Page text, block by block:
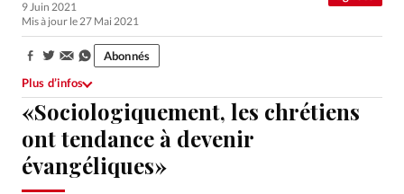
Monde
Opinions
Tous les articles
Faire un don
Emploi
«Sociologiquement, les chrétiens
ont tendance à devenir
évangéliques»
9 Juin 2021
Mis à jour le 27 Mai 2021
Partager:
Abonnés
Plus d’infos